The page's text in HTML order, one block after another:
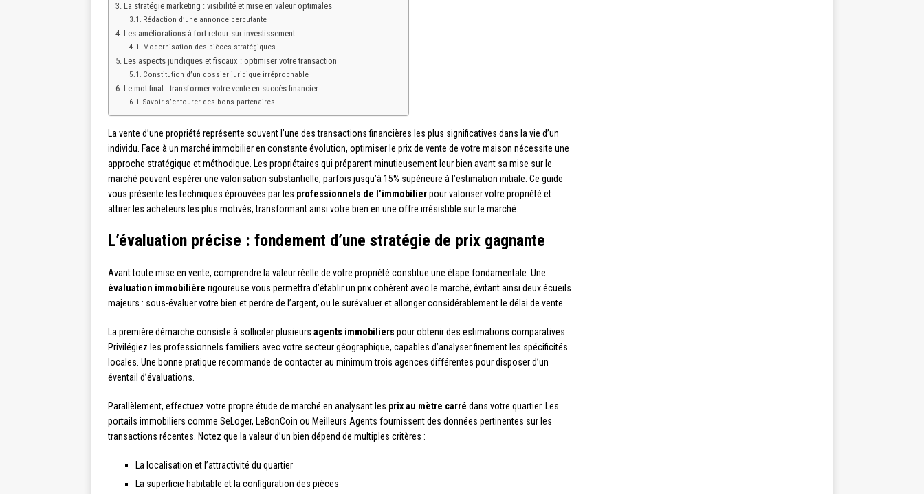
La stratégie marketing : visibilité et mise en valeur optimales
Rédaction d’une annonce percutante
Les améliorations à fort retour sur investissement
Modernisation des pièces stratégiques
Les aspects juridiques et fiscaux : optimiser votre transaction
Constitution d’un dossier juridique irréprochable
Le mot final : transformer votre vente en succès financier
Savoir s’entourer des bons partenaires
La vente d’une propriété représente souvent l’une des transactions financières les plus significatives dans la vie d’un
individu. Face à un marché immobilier en constante évolution, optimiser le prix de vente de votre maison nécessite une
approche stratégique et méthodique. Les propriétaires qui préparent minutieusement leur bien avant sa mise sur le
marché peuvent espérer une valorisation substantielle, parfois jusqu’à 15% supérieure à l’estimation initiale. Ce guide
vous présente les techniques éprouvées par les professionnels de l’immobilierpour valoriser votre propriété et
attirer les acheteurs les plus motivés, transformant ainsi votre bien en une offre irrésistible sur le marché.
L’évaluation précise : fondement d’une stratégie de prix gagnante
Avant toute mise en vente, comprendre la valeur réelle de votre propriété constitue une étape fondamentale. Une
évaluation immobilière rigoureuse vous permettra d’établir un prix cohérent avec le marché, évitant ainsi deux écueils
majeurs : sous-évaluer votre bien et perdre de l’argent, ou le surévaluer et allonger considérablement le délai de vente.
La première démarche consiste à solliciter plusieurs agents immobiliers pour obtenir des estimations comparatives.
Privilégiez les professionnels familiers avec votre secteur géographique, capables d’analyser finement les spécificités
locales. Une bonne pratique recommande de contacter au minimum trois agences différentes pour disposer d’un
éventail d’évaluations.
Parallèlement, effectuez votre propre étude de marché en analysant les prix au mètre carré dans votre quartier. Les
portails immobiliers comme SeLoger, LeBonCoin ou Meilleurs Agents fournissent des données pertinentes sur les
transactions récentes. Notez que la valeur d’un bien dépend de multiples critères :
La localisation et l’attractivité du quartier
La superficie habitable et la configuration des pièces